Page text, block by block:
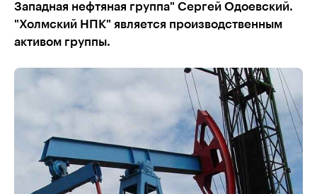
Западная нефтяная группа" Сергей Одоевский.
"Холмский НПК" является производственным
активом группы.